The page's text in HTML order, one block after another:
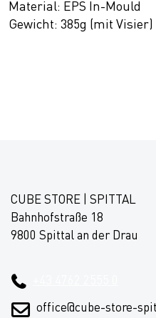
Material: EPS In-Mould
Gewicht: 385g (mit Visier)
CUBE STORE | SPITTAL
Bahnhofstraße 18
9800 Spittal an der Drau
office@cube-store-